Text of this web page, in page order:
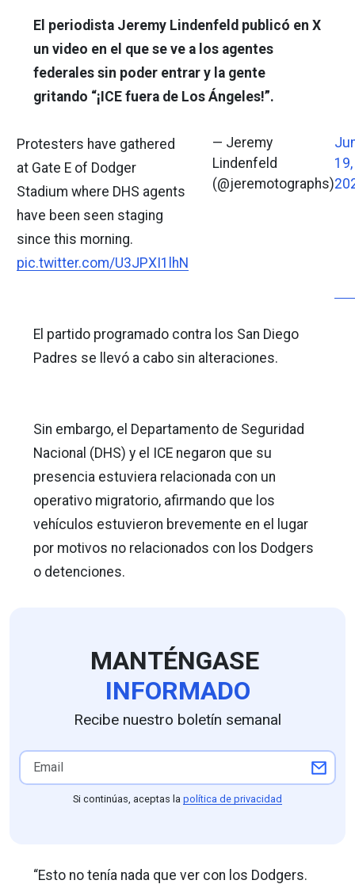
El periodista Jeremy Lindenfeld publicó en X
un video en el que se ve a los agentes
federales sin poder entrar y la gente
gritando “¡ICE fuera de Los Ángeles!”.
Protesters have gathered
at Gate E of Dodger
Stadium where DHS agents
have been seen staging
since this morning.
pic.twitter.com/U3JPXI1lhN
— Jeremy
Lindenfeld
(@jeremotographs)
19,
El partido programado contra los San Diego
Padres se llevó a cabo sin alteraciones.
Sin embargo, el Departamento de Seguridad
Nacional (DHS) y el ICE negaron que su
presencia estuviera relacionada con un
operativo migratorio, afirmando que los
vehículos estuvieron brevemente en el lugar
por motivos no relacionados con los Dodgers
o detenciones.
MANTÉNGASE
INFORMADO
Recibe nuestro boletín semanal
Si continúas, aceptas la política de privacidad
“Esto no tenía nada que ver con los Dodgers.